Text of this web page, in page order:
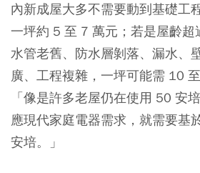
內新成屋大多不需要動到基礎工
一坪約 5 至 7 萬元；若是屋齡
水管老舊、防水層剝落、漏水、
廣、工程複雜，一坪可能需 10
「像是許多老屋仍在使用 50 安
應現代家庭電器需求，就需要基
安培。」